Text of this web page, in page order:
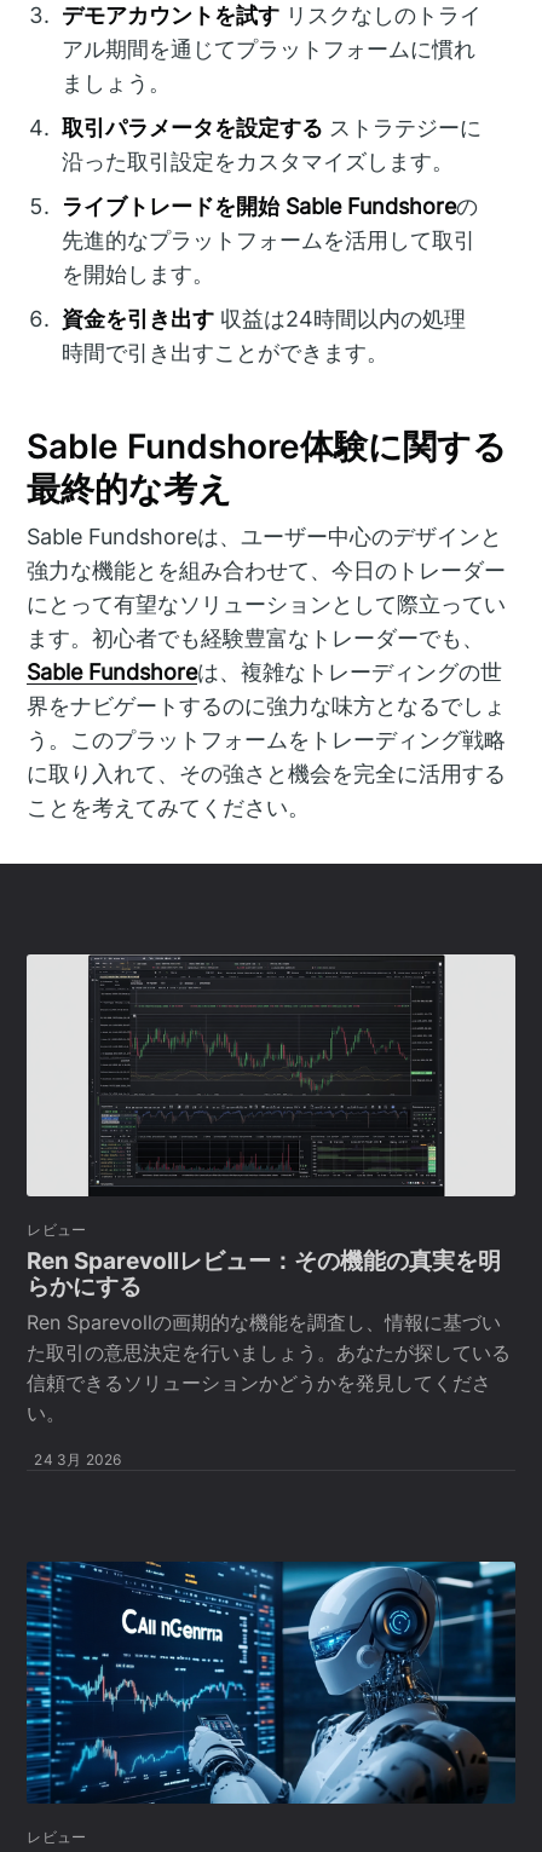
デモアカウントを試す リスクなしのトライ
アル期間を通じてプラットフォームに慣れ
ましょう。
取引パラメータを設定する ストラテジーに
沿った取引設定をカスタマイズします。
ライブトレードを開始 Sable Fundshoreの
先進的なプラットフォームを活用して取引
を開始します。
資金を引き出す 収益は24時間以内の処理
時間で引き出すことができます。
Sable Fundshore体験に関する
最終的な考え
Sable Fundshoreは、ユーザー中心のデザインと
強力な機能とを組み合わせて、今日のトレーダー
にとって有望なソリューションとして際立ってい
ます。初心者でも経験豊富なトレーダーでも、
Sable Fundshoreは、複雑なトレーディングの世
界をナビゲートするのに強力な味方となるでしょ
う。このプラットフォームをトレーディング戦略
に取り入れて、その強さと機会を完全に活用する
ことを考えてみてください。
レビュー
Ren Sparevollレビュー：その機能の真実を明
らかにする
Ren Sparevollの画期的な機能を調査し、情報に基づい
た取引の意思決定を行いましょう。あなたが探している
信頼できるソリューションかどうかを発見してくださ
い。
24 3月 2026
レビュー